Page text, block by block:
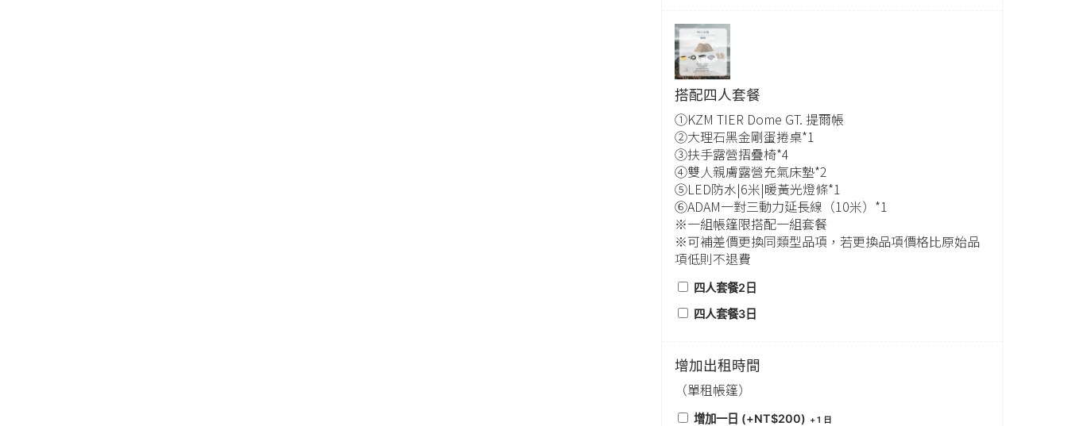
搭配四人套餐
①KZM TIER Dome GT. 提爾帳
②大理石黑金剛蛋捲桌*1
③扶手露營摺疊椅*4
④雙人親膚露營充氣床墊*2
⑤LED防水|6米|暖黃光燈條*1
⑥ADAM一對三動力延長線（10米）*1
※一組帳篷限搭配一組套餐
※可補差價更換同類型品項，若更換品項價格比原始品
項低則不退費
四人套餐2日
四人套餐3日
增加出租時間
（單租帳篷）
增加一日 (+NT$200) +1 日